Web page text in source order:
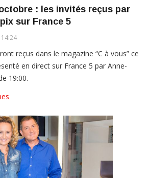
: les invités reçus par
sur France 5
reçus dans le magazine “C à vous” ce
en direct sur France 5 par Anne-
19:00.